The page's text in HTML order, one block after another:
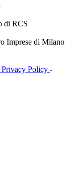
di RCS
Imprese di Milano
Policy -